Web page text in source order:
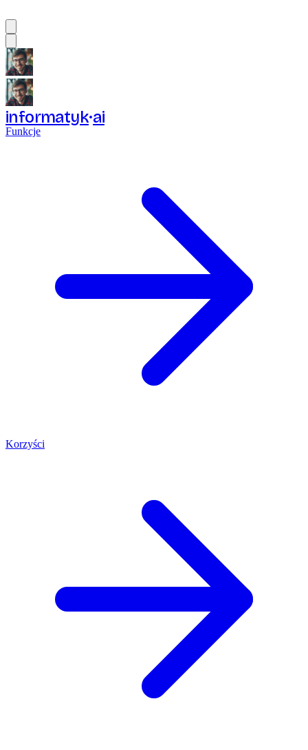
informatyk ai
Funkcje
Korzyści